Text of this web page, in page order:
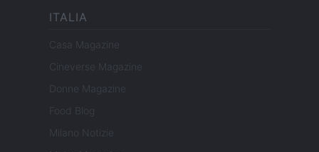
ITALIA
Casa Magazine
Cineverse Magazine
Donne Magazine
Food Blog
Milano Notizie